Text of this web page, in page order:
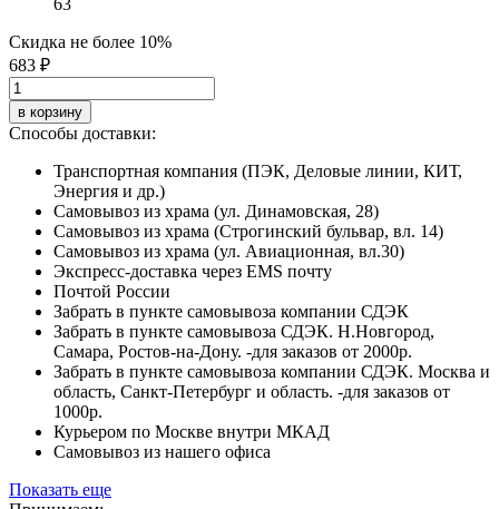
Скидка не более 10%
683 ₽
в корзину
Способы доставки:
Транспортная компания (ПЭК, Деловые линии, КИТ,
Энергия и др.)
Самовывоз из храма (ул. Динамовская, 28)
Самовывоз из храма (Строгинский бульвар, вл. 14)
Самовывоз из храма (ул. Авиационная, вл.30)
Экспресс-доставка через EMS почту
Почтой России
Забрать в пункте самовывоза компании СДЭК
Забрать в пункте самовывоза СДЭК. Н.Новгород,
Самара, Ростов-на-Дону. -для заказов от 2000р.
Забрать в пункте самовывоза компании СДЭК. Москва и
область, Санкт-Петербург и область. -для заказов от
1000р.
Курьером по Москве внутри МКАД
Самовывоз из нашего офиса
Показать еще